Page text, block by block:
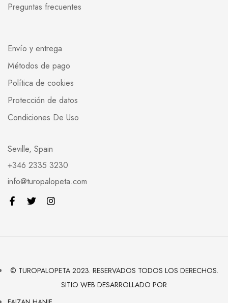
Preguntas frecuentes
Envío y entrega
Métodos de pago
Política de cookies
Protección de datos
Condiciones De Uso
Seville, Spain
+346 2335 3230
info@turopalopeta.com
© TUROPALOPETA 2023. RESERVADOS TODOS LOS DERECHOS.
SITIO WEB DESARROLLADO POR